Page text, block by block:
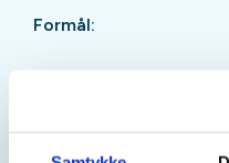
Formål:
Bidra til at flere